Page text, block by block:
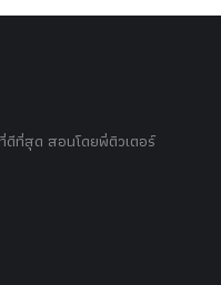
ดีที่สุด สอนโดยพี่ติวเตอร์